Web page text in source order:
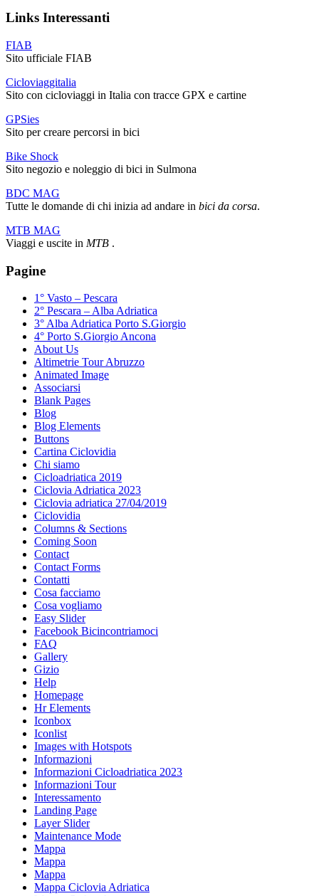
Links Interessanti
FIAB
Sito ufficiale FIAB
Cicloviaggitalia
Sito con cicloviaggi in Italia con tracce GPX e cartine
GPSies
Sito per creare percorsi in bici
Bike Shock
Sito negozio e noleggio di bici in Sulmona
BDC MAG
Tutte le domande di chi inizia ad andare in bici da corsa.
MTB MAG
Viaggi e uscite in MTB .
Pagine
1° Vasto – Pescara
2° Pescara – Alba Adriatica
3° Alba Adriatica Porto S.Giorgio
4° Porto S.Giorgio Ancona
About Us
Altimetrie Tour Abruzzo
Animated Image
Associarsi
Blank Pages
Blog
Blog Elements
Buttons
Cartina Ciclovidia
Chi siamo
Cicloadriatica 2019
Ciclovia Adriatica 2023
Ciclovia adriatica 27/04/2019
Ciclovidia
Columns & Sections
Coming Soon
Contact
Contact Forms
Contatti
Cosa facciamo
Cosa vogliamo
Easy Slider
Facebook Bicincontriamoci
FAQ
Gallery
Gizio
Help
Homepage
Hr Elements
Iconbox
Iconlist
Images with Hotspots
Informazioni
Informazioni Cicloadriatica 2023
Informazioni Tour
Interessamento
Landing Page
Layer Slider
Maintenance Mode
Mappa
Mappa
Mappa
Mappa Ciclovia Adriatica